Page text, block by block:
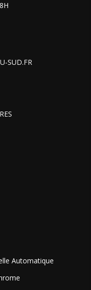
SUD.FR
Automatique